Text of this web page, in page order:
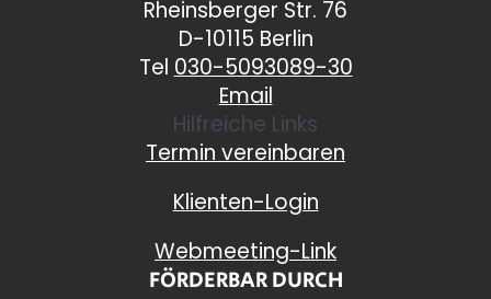
Rheinsberger Str. 76
D-10115 Berlin
Tel 030-5093089-30
Email
Hilfreiche Links
Termin vereinbaren
Klienten-Login
Webmeeting-Link
FÖRDERBAR DURCH